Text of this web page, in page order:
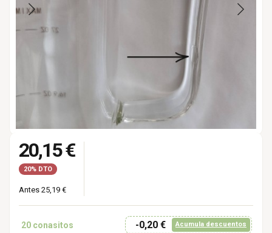
20,15 €
20% DTO
Antes 25,19 €
20 conasitos -0,20 € Acumula descuentos